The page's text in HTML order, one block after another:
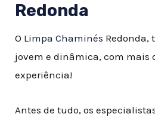
Redonda
O Limpa Chaminés Redonda,
jovem e dinâmica, com mais
experiência!
Antes de tudo, os